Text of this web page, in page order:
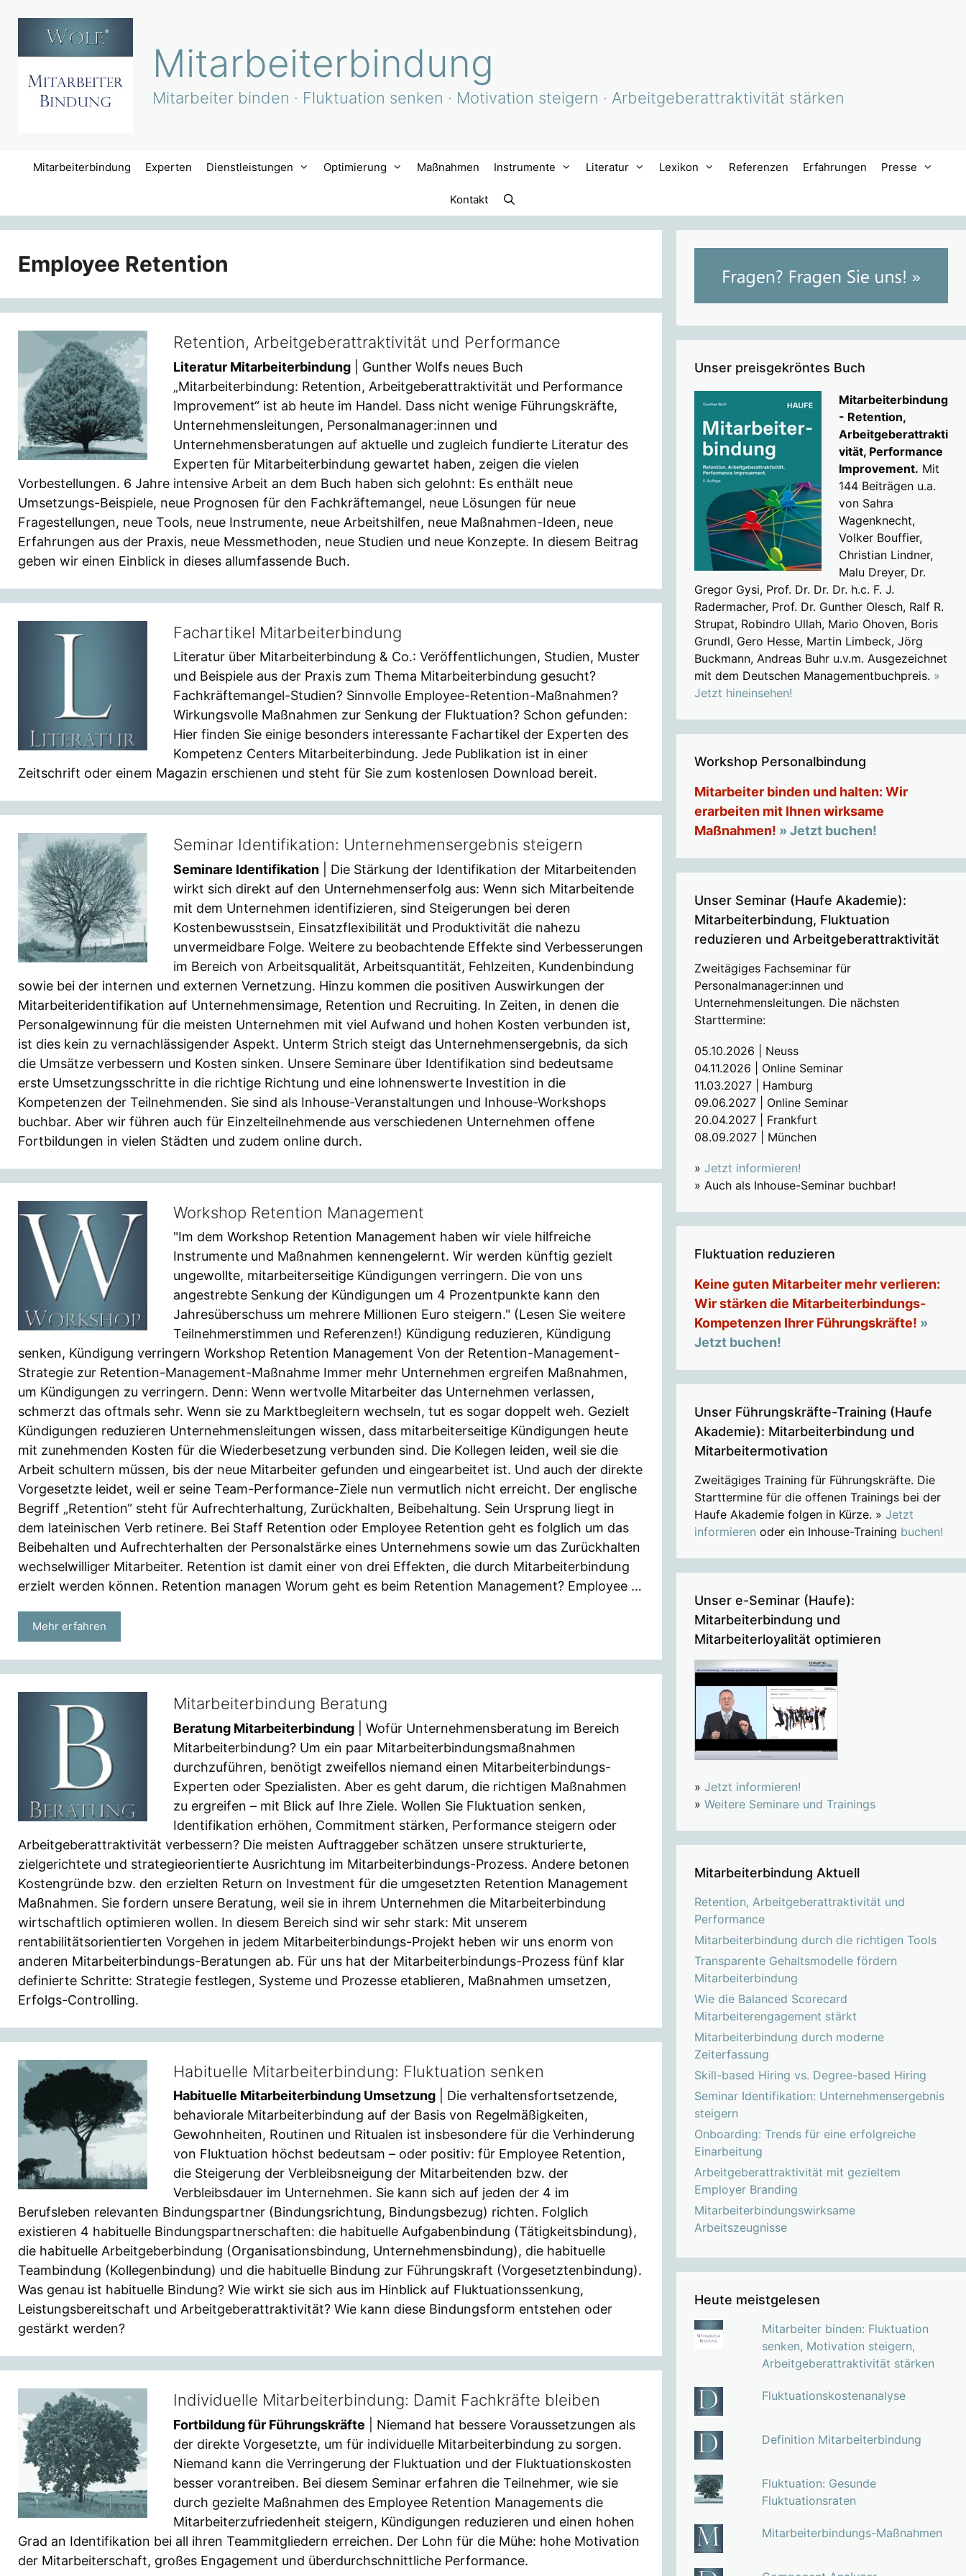
springen
Mitarbeiterbindung
Mitarbeiter binden · Fluktuation senken · Motivation steigern · Arbeitgeberattraktivität stärken
Mitarbeiterbindung Experten Dienstleistungen Optimierung Maßnahmen Instrumente Literatur Lexikon Referenzen Erfahrungen Presse
Kontakt
Employee Retention
Retention, Arbeitgeberattraktivität und Performance
Literatur Mitarbeiterbindung | Gunther Wolfs neues Buch
„Mitarbeiterbindung: Retention, Arbeitgeberattraktivität und Performance
Improvement“ ist ab heute im Handel. Dass nicht wenige Führungskräfte,
Unternehmensleitungen, Personalmanager:innen und
Unternehmensberatungen auf aktuelle und zugleich fundierte Literatur des
Experten für Mitarbeiterbindung gewartet haben, zeigen die vielen
Vorbestellungen. 6 Jahre intensive Arbeit an dem Buch haben sich gelohnt: Es enthält neue
Umsetzungs-Beispiele, neue Prognosen für den Fachkräftemangel, neue Lösungen für neue
Fragestellungen, neue Tools, neue Instrumente, neue Arbeitshilfen, neue Maßnahmen-Ideen, neue
Erfahrungen aus der Praxis, neue Messmethoden, neue Studien und neue Konzepte. In diesem Beitrag
geben wir einen Einblick in dieses allumfassende Buch.
Fachartikel Mitarbeiterbindung
Literatur über Mitarbeiterbindung & Co.: Veröffentlichungen, Studien, Muster
und Beispiele aus der Praxis zum Thema Mitarbeiterbindung gesucht?
Fachkräftemangel-Studien? Sinnvolle Employee-Retention-Maßnahmen?
Wirkungsvolle Maßnahmen zur Senkung der Fluktuation? Schon gefunden:
Hier finden Sie einige besonders interessante Fachartikel der Experten des
Kompetenz Centers Mitarbeiterbindung. Jede Publikation ist in einer
Zeitschrift oder einem Magazin erschienen und steht für Sie zum kostenlosen Download bereit.
Seminar Identifikation: Unternehmensergebnis steigern
Seminare Identifikation | Die Stärkung der Identifikation der Mitarbeitenden
wirkt sich direkt auf den Unternehmenserfolg aus: Wenn sich Mitarbeitende
mit dem Unternehmen identifizieren, sind Steigerungen bei deren
Kostenbewusstsein, Einsatzflexibilität und Produktivität die nahezu
unvermeidbare Folge. Weitere zu beobachtende Effekte sind Verbesserungen
im Bereich von Arbeitsqualität, Arbeitsquantität, Fehlzeiten, Kundenbindung
sowie bei der internen und externen Vernetzung. Hinzu kommen die positiven Auswirkungen der
Mitarbeiteridentifikation auf Unternehmensimage, Retention und Recruiting. In Zeiten, in denen die
Personalgewinnung für die meisten Unternehmen mit viel Aufwand und hohen Kosten verbunden ist,
ist dies kein zu vernachlässigender Aspekt. Unterm Strich steigt das Unternehmensergebnis, da sich
die Umsätze verbessern und Kosten sinken. Unsere Seminare über Identifikation sind bedeutsame
erste Umsetzungsschritte in die richtige Richtung und eine lohnenswerte Investition in die
Kompetenzen der Teilnehmenden. Sie sind als Inhouse-Veranstaltungen und Inhouse-Workshops
buchbar. Aber wir führen auch für Einzelteilnehmende aus verschiedenen Unternehmen offene
Fortbildungen in vielen Städten und zudem online durch.
Workshop Retention Management
"Im dem Workshop Retention Management haben wir viele hilfreiche
Instrumente und Maßnahmen kennengelernt. Wir werden künftig gezielt
ungewollte, mitarbeiterseitige Kündigungen verringern. Die von uns
angestrebte Senkung der Kündigungen um 4 Prozentpunkte kann den
Jahresüberschuss um mehrere Millionen Euro steigern." (Lesen Sie weitere
Teilnehmerstimmen und Referenzen!) Kündigung reduzieren, Kündigung
senken, Kündigung verringern Workshop Retention Management Von der Retention-Management-
Strategie zur Retention-Management-Maßnahme Immer mehr Unternehmen ergreifen Maßnahmen,
um Kündigungen zu verringern. Denn: Wenn wertvolle Mitarbeiter das Unternehmen verlassen,
schmerzt das oftmals sehr. Wenn sie zu Marktbegleitern wechseln, tut es sogar doppelt weh. Gezielt
Kündigungen reduzieren Unternehmensleitungen wissen, dass mitarbeiterseitige Kündigungen heute
mit zunehmenden Kosten für die Wiederbesetzung verbunden sind. Die Kollegen leiden, weil sie die
Arbeit schultern müssen, bis der neue Mitarbeiter gefunden und eingearbeitet ist. Und auch der direkte
Vorgesetzte leidet, weil er seine Team-Performance-Ziele nun vermutlich nicht erreicht. Der englische
Begriff „Retention“ steht für Aufrechterhaltung, Zurückhalten, Beibehaltung. Sein Ursprung liegt in
dem lateinischen Verb retinere. Bei Staff Retention oder Employee Retention geht es folglich um das
Beibehalten und Aufrechterhalten der Personalstärke eines Unternehmens sowie um das Zurückhalten
wechselwilliger Mitarbeiter. Retention ist damit einer von drei Effekten, die durch Mitarbeiterbindung
erzielt werden können. Retention managen Worum geht es beim Retention Management? Employee …
Mehr erfahren
Mitarbeiterbindung Beratung
Beratung Mitarbeiterbindung | Wofür Unternehmensberatung im Bereich
Mitarbeiterbindung? Um ein paar Mitarbeiterbindungsmaßnahmen
durchzuführen, benötigt zweifellos niemand einen Mitarbeiterbindungs-
Experten oder Spezialisten. Aber es geht darum, die richtigen Maßnahmen
zu ergreifen – mit Blick auf Ihre Ziele. Wollen Sie Fluktuation senken,
Identifikation erhöhen, Commitment stärken, Performance steigern oder
Arbeitgeberattraktivität verbessern? Die meisten Auftraggeber schätzen unsere strukturierte,
zielgerichtete und strategieorientierte Ausrichtung im Mitarbeiterbindungs-Prozess. Andere betonen
Kostengründe bzw. den erzielten Return on Investment für die umgesetzten Retention Management
Maßnahmen. Sie fordern unsere Beratung, weil sie in ihrem Unternehmen die Mitarbeiterbindung
wirtschaftlich optimieren wollen. In diesem Bereich sind wir sehr stark: Mit unserem
rentabilitätsorientierten Vorgehen in jedem Mitarbeiterbindungs-Projekt heben wir uns enorm von
anderen Mitarbeiterbindungs-Beratungen ab. Für uns hat der Mitarbeiterbindungs-Prozess fünf klar
definierte Schritte: Strategie festlegen, Systeme und Prozesse etablieren, Maßnahmen umsetzen,
Erfolgs-Controlling.
Habituelle Mitarbeiterbindung: Fluktuation senken
Habituelle Mitarbeiterbindung Umsetzung | Die verhaltensfortsetzende,
behaviorale Mitarbeiterbindung auf der Basis von Regelmäßigkeiten,
Gewohnheiten, Routinen und Ritualen ist insbesondere für die Verhinderung
von Fluktuation höchst bedeutsam – oder positiv: für Employee Retention,
die Steigerung der Verbleibsneigung der Mitarbeitenden bzw. der
Verbleibsdauer im Unternehmen. Sie kann sich auf jeden der 4 im
Berufsleben relevanten Bindungspartner (Bindungsrichtung, Bindungsbezug) richten. Folglich
existieren 4 habituelle Bindungspartnerschaften: die habituelle Aufgabenbindung (Tätigkeitsbindung),
die habituelle Arbeitgeberbindung (Organisationsbindung, Unternehmensbindung), die habituelle
Teambindung (Kollegenbindung) und die habituelle Bindung zur Führungskraft (Vorgesetztenbindung).
Was genau ist habituelle Bindung? Wie wirkt sie sich aus im Hinblick auf Fluktuationssenkung,
Leistungsbereitschaft und Arbeitgeberattraktivität? Wie kann diese Bindungsform entstehen oder
gestärkt werden?
Individuelle Mitarbeiterbindung: Damit Fachkräfte bleiben
Fortbildung für Führungskräfte | Niemand hat bessere Voraussetzungen als
der direkte Vorgesetzte, um für individuelle Mitarbeiterbindung zu sorgen.
Niemand kann die Verringerung der Fluktuation und der Fluktuationskosten
besser vorantreiben. Bei diesem Seminar erfahren die Teilnehmer, wie sie
durch gezielte Maßnahmen des Employee Retention Managements die
Mitarbeiterzufriedenheit steigern, Kündigungen reduzieren und einen hohen
Grad an Identifikation bei all ihren Teammitgliedern erreichen. Der Lohn für die Mühe: hohe Motivation
der Mitarbeiterschaft, großes Engagement und überdurchschnittliche Performance.
Unser preisgekröntes Buch
Mitarbeiterbindung
- Retention,
Arbeitgeberattrakti
vität, Performance
Improvement. Mit
144 Beiträgen u.a.
von Sahra
Wagenknecht,
Volker Bouffier,
Christian Lindner,
Malu Dreyer, Dr.
Gregor Gysi, Prof. Dr. Dr. Dr. h.c. F. J.
Radermacher, Prof. Dr. Gunther Olesch, Ralf R.
Strupat, Robindro Ullah, Mario Ohoven, Boris
Grundl, Gero Hesse, Martin Limbeck, Jörg
Buckmann, Andreas Buhr u.v.m. Ausgezeichnet
mit dem Deutschen Managementbuchpreis. »
Jetzt hineinsehen!
Workshop Personalbindung
Mitarbeiter binden und halten: Wir
erarbeiten mit Ihnen wirksame
Maßnahmen! » Jetzt buchen!
Unser Seminar (Haufe Akademie):
Mitarbeiterbindung, Fluktuation
reduzieren und Arbeitgeberattraktivität
Zweitägiges Fachseminar für
Personalmanager:innen und
Unternehmensleitungen. Die nächsten
Starttermine:
05.10.2026 | Neuss
04.11.2026 | Online Seminar
11.03.2027 | Hamburg
09.06.2027 | Online Seminar
20.04.2027 | Frankfurt
08.09.2027 | München
» Jetzt informieren!
» Auch als Inhouse-Seminar buchbar!
Fluktuation reduzieren
Keine guten Mitarbeiter mehr verlieren:
Wir stärken die Mitarbeiterbindungs-
Kompetenzen Ihrer Führungskräfte! »
Jetzt buchen!
Unser Führungskräfte-Training (Haufe
Akademie): Mitarbeiterbindung und
Mitarbeitermotivation
Zweitägiges Training für Führungskräfte. Die
Starttermine für die offenen Trainings bei der
Haufe Akademie folgen in Kürze. » Jetzt
informieren oder ein Inhouse-Training buchen!
Unser e-Seminar (Haufe):
Mitarbeiterbindung und
Mitarbeiterloyalität optimieren
» Jetzt informieren!
» Weitere Seminare und Trainings
Mitarbeiterbindung Aktuell
Retention, Arbeitgeberattraktivität und
Performance
Mitarbeiterbindung durch die richtigen Tools
Transparente Gehaltsmodelle fördern
Mitarbeiterbindung
Wie die Balanced Scorecard
Mitarbeiterengagement stärkt
Mitarbeiterbindung durch moderne
Zeiterfassung
Skill-based Hiring vs. Degree-based Hiring
Seminar Identifikation: Unternehmensergebnis
steigern
Onboarding: Trends für eine erfolgreiche
Einarbeitung
Arbeitgeberattraktivität mit gezieltem
Employer Branding
Mitarbeiterbindungswirksame
Arbeitszeugnisse
Heute meistgelesen
Mitarbeiter binden: Fluktuation
senken, Motivation steigern,
Arbeitgeberattraktivität stärken
Fluktuationskostenanalyse
Definition Mitarbeiterbindung
Fluktuation: Gesunde
Fluktuationsraten
Mitarbeiterbindungs-Maßnahmen